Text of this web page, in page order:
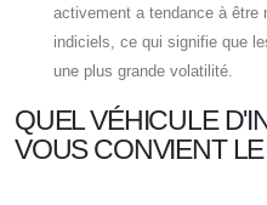
activement a tendance à être
indiciels, ce qui signifie que
une plus grande volatilité.
QUEL VÉHICULE
VOUS CONVIENT